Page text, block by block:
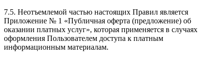
7.5. Неотъемлемой частью настоящих Правил является
Приложение № 1 «Публичная оферта (предложение) об
оказании платных услуг», которая применяется в случаях
оформления Пользователем доступа к платным
информационным материалам.